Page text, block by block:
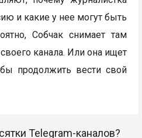
и какие у нее могут быть
Собчак снимает там
канала. Или она ищет
продолжить вести свой
Telegram-каналов?